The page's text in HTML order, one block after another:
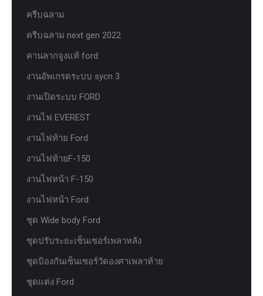
ครีบฉลาม
ครีบฉลาม next gen 2022
คานลากจูงแท้ ford
งานอัพเกรดระบบ sycn 3
งานเปิดระบบ FORD
งานไฟ EVEREST
งานไฟท้าย Ford
งานไฟท้ายF-150
งานไฟหน้า F-150
งานไฟหน้า Ford
ชุด Wide body Ford
ชุดปรับระยะเซ็นเซอร์เพลาหลัง
ชุดป้องกันเซ็นเซอร์วัดองศาเพลาท้าย
ชุดแต่ง Ford